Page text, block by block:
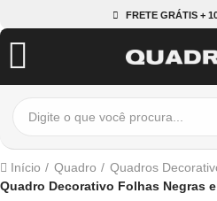
FRETE GRÁTIS +
Início Quadro
Quadros
Quadro Decorativo Folhas Negras